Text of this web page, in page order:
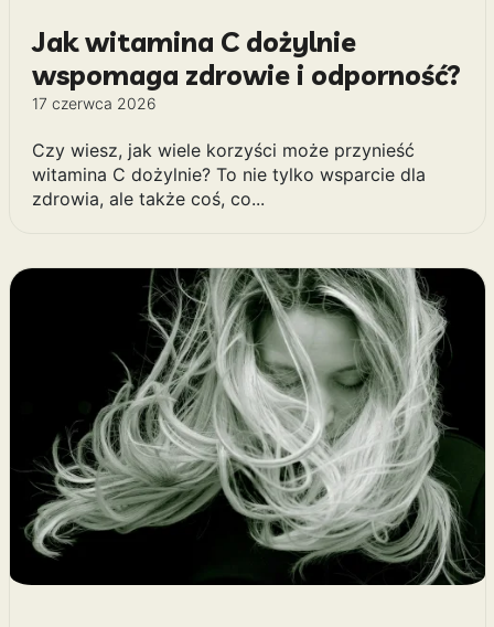
Jak witamina C dożylnie
wspomaga zdrowie i odporność?
17 czerwca 2026
Czy wiesz, jak wiele korzyści może przynieść
witamina C dożylnie? To nie tylko wsparcie dla
zdrowia, ale także coś, co...